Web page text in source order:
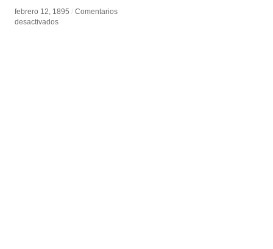
febrero 12, 1895 / Comentarios
desactivadosen
febrero 12, 1895 / Comentarios
desactivadosen